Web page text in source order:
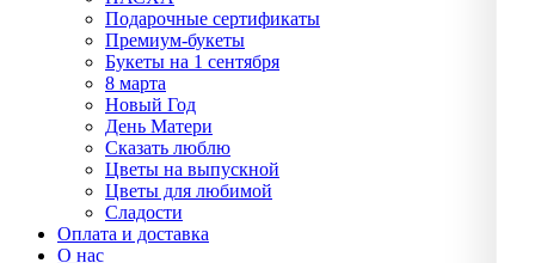
Подарочные сертификаты
Премиум-букеты
Букеты на 1 сентября
8 марта
Новый Год
День Матери
Сказать люблю
Цветы на выпускной
Цветы для любимой
Сладости
Оплата и доставка
О нас